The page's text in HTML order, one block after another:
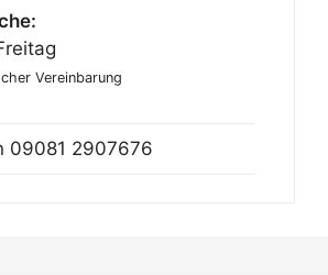
Vereinbarung
09081 2907676